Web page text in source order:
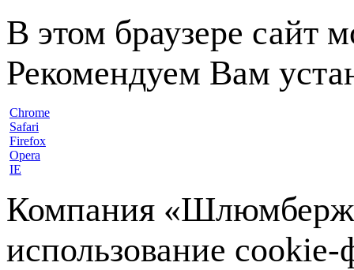
В этом браузере сайт
Рекомендуем Вам
Chrome
Safari
Firefox
Opera
IE
Компания
использование